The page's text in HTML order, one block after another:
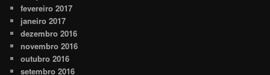
fevereiro 2017
janeiro 2017
dezembro 2016
novembro 2016
outubro 2016
setembro 2016